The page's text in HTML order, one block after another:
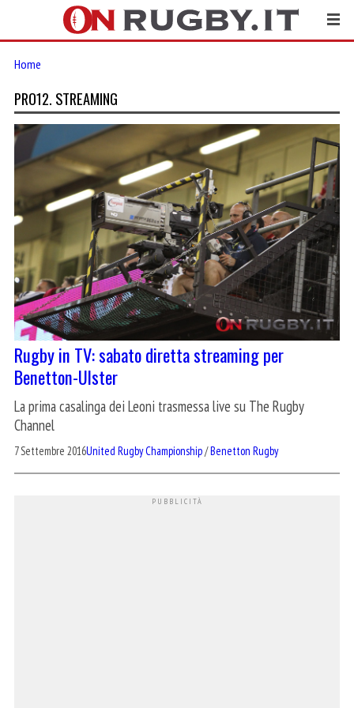
Home
PRO12. STREAMING
Rugby in TV: sabato diretta streaming per
Benetton-Ulster
La prima casalinga dei Leoni trasmessa live su The Rugby
Channel
7 Settembre 2016United Rugby Championship/Benetton Rugby